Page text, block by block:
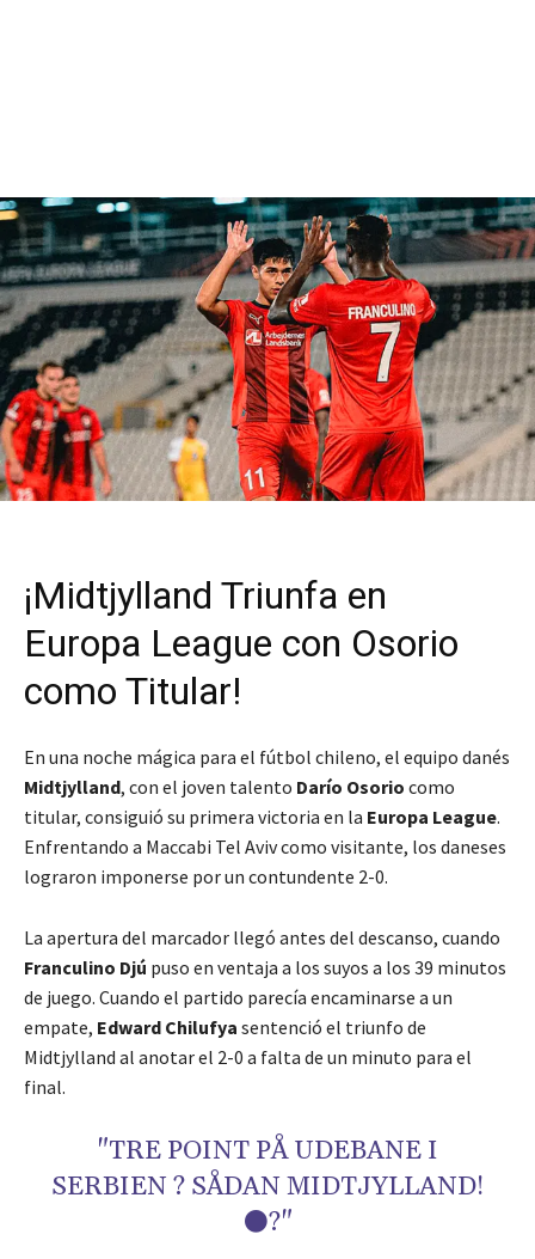
¡Midtjylland Triunfa en
Europa League con Osorio
como Titular!
En una noche mágica para el fútbol chileno, el equipo danés
Midtjylland, con el joven talento Darío Osorio como
titular, consiguió su primera victoria en la Europa League.
Enfrentando a Maccabi Tel Aviv como visitante, los daneses
lograron imponerse por un contundente 2-0.
La apertura del marcador llegó antes del descanso, cuando
Franculino Djú puso en ventaja a los suyos a los 39 minutos
de juego. Cuando el partido parecía encaminarse a un
empate, Edward Chilufya sentenció el triunfo de
Midtjylland al anotar el 2-0 a falta de un minuto para el
final.
"TRE POINT PÅ UDEBANE I
SERBIEN ? SÅDAN MIDTJYLLAND!
⚫?"